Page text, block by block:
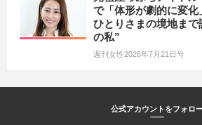
で「体形が劇的に変
ひとりさまの境地まで
の私”
週刊女性2026年7月21日号
公式アカウントをフォロ